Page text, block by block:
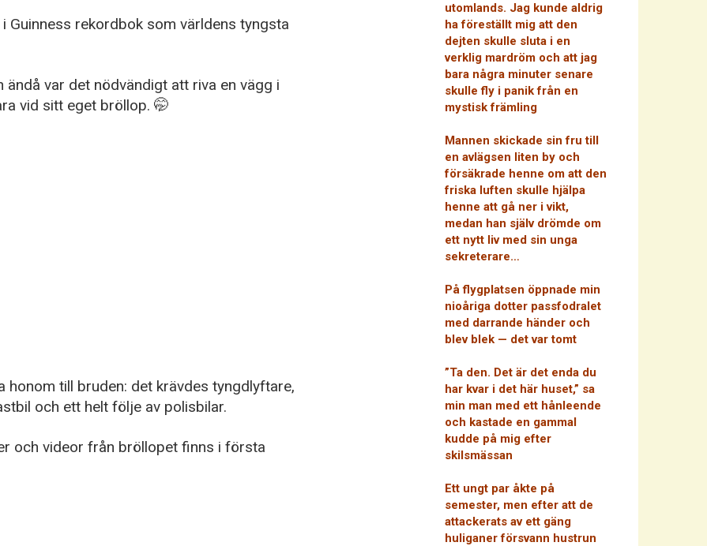
Guinness rekordbok som världens tyngsta
ändå var det nödvändigt att riva en vägg i
vid sitt eget bröllop. 🤭
till bruden: det krävdes tyngdlyftare,
och ett helt följe av polisbilar.
och videor från bröllopet finns i första
utomlands. Jag kunde aldrig
ha föreställt mig att den
dejten skulle sluta i en
verklig mardröm och att jag
bara några minuter senare
skulle fly i panik från en
mystisk främling
Mannen skickade sin fru till
en avlägsen liten by och
försäkrade henne om att den
friska luften skulle hjälpa
henne att gå ner i vikt,
medan han själv drömde om
ett nytt liv med sin unga
sekreterare…
På flygplatsen öppnade min
nioåriga dotter passfodralet
med darrande händer och
blev blek — det var tomt
”Ta den. Det är det enda du
har kvar i det här huset,” sa
min man med ett hånleende
och kastade en gammal
kudde på mig efter
skilsmässan
Ett ungt par åkte på
semester, men efter att de
attackerats av ett gäng
huliganer försvann hustrun